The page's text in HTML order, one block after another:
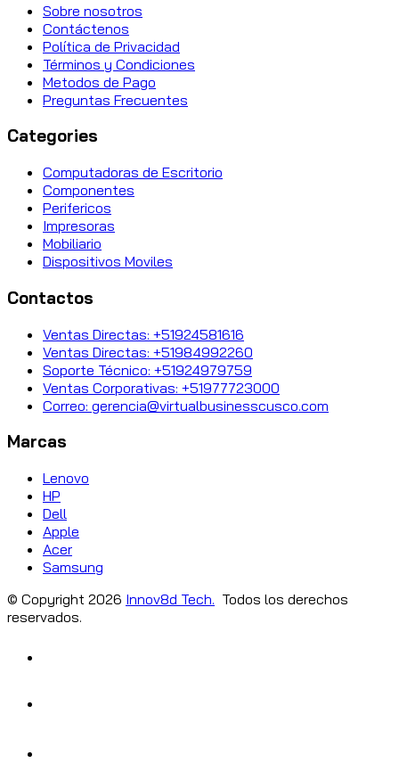
Sobre nosotros
Contáctenos
Política de Privacidad
Términos y Condiciones
Metodos de Pago
Preguntas Frecuentes
Categories
Computadoras de Escritorio
Componentes
Perifericos
Impresoras
Mobiliario
Dispositivos Moviles
Contactos
Ventas Directas: +51924581616
Ventas Directas: +51984992260
Soporte Técnico: +51924979759
Ventas Corporativas: +51977723000
Correo: gerencia@virtualbusinesscusco.com
Marcas
Lenovo
HP
Dell
Apple
Acer
Samsung
© Copyright 2026 Innov8d Tech. Todos los derechos
reservados.